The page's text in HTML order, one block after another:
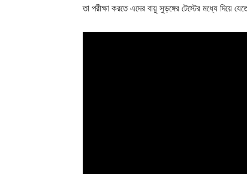
তা পরীক্ষা করতে এদের বায়ু সুড়ঙ্গের টেস্টের মধ্যে দিয়ে